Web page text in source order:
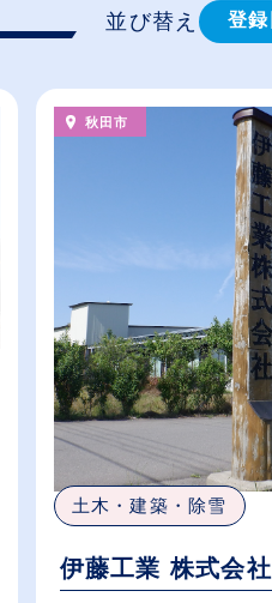
並び替え 登
（
従
休
秋田市
土木・建築・除雪
伊藤工業 株式会社